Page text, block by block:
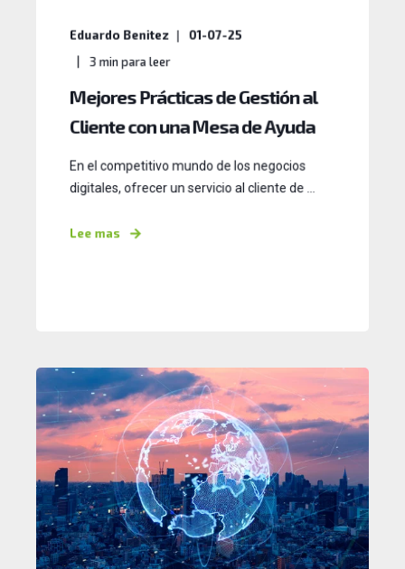
Eduardo Benitez 01-07-25
3 min para leer
Mejores Prácticas de Gestión al
Cliente con una Mesa de Ayuda
En el competitivo mundo de los negocios
digitales, ofrecer un servicio al cliente de ...
Lee mas